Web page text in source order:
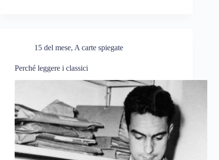
15 del mese, A carte spiegate
Perché leggere i classici